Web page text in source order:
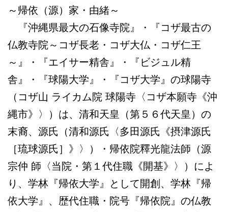
～帰依（源）家・由緒～
『沖縄県最大の石像寺院』・『コザ最古の
仏教寺院～コザ長老・コザ大仏・コザ仁王
～』・『エイサー精舎』・『ビジュル精
舎』・『球陽大学』・『コザ大学』の球陽寺
（コザ山 ライカム院 球陽寺〈コザ本願寺《沖
縄市》〉）は、清和天皇（第５６代天皇）の
末裔、源氏（清和源氏〈多田源氏《摂津源氏
［琉球源氏］》〉）・帰依院釋光龍法師（源
宗仲 師〈当院・第１代住職《開基》〉）によ
り、学林『帰依大学』として開創、学林『帰
依大学』、歴代住職・院号『帰依院』の仏教